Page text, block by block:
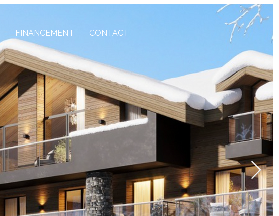
FINANCEMENT CONTACT